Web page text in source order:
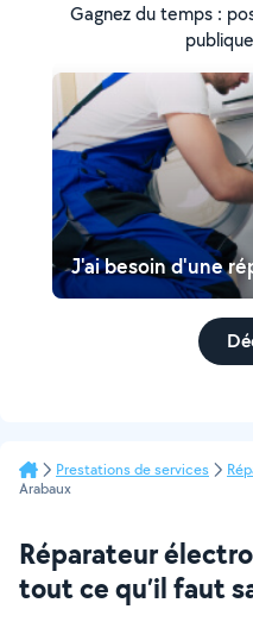
Gagnez du temps :
J'ai besoin d'une
Prestations de services
Arabaux
Réparateur
tout ce qu’il faut